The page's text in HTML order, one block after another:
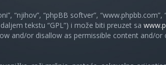
“njihov”, “phpBB softver”,
daljem tekstu “GPL”) i može biti preuzet sa
and/or disallow as permissible content and/